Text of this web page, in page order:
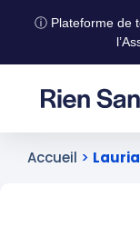
ⓘ Plateforme de
Accueil >